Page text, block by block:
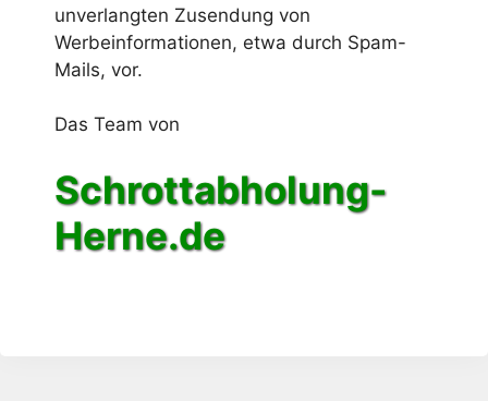
unverlangten Zusendung von
Werbeinformationen, etwa durch Spam-
Mails, vor.
Das Team von
Schrottabholung-
Herne.de